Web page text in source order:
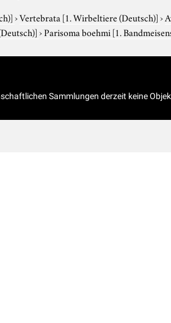
›Vertebrata [1. Wirbeltiere (Deutsch)]›
›Parisoma boehmi [1.
Sammlungen derzeit keine